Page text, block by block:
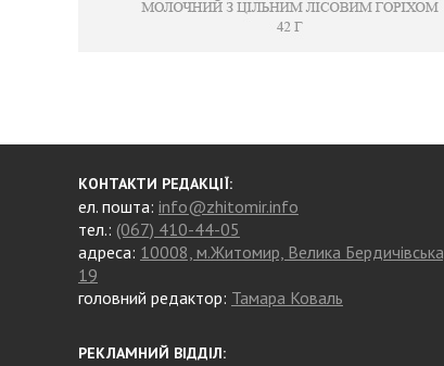
КОНТАКТИ РЕДАКЦІЇ:
ел. пошта: info@zhitomir.info
тел.: (067) 410-44-05
адреса: 10008, м.Житомир, Велика Бердичівська,
19
головний редактор: Тамара Коваль
РЕКЛАМНИЙ ВІДДІЛ: